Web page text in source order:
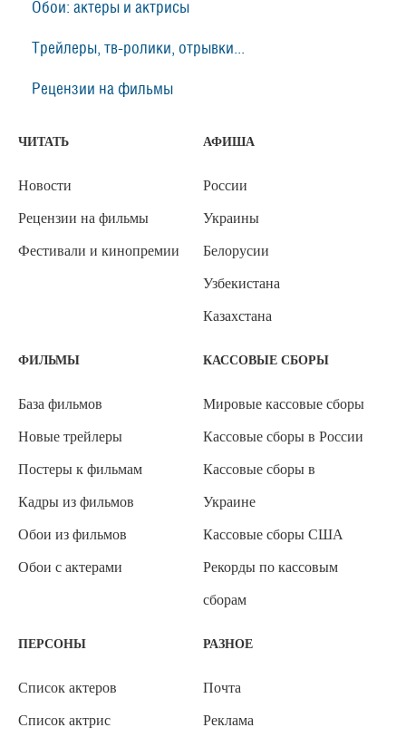
Обои: актеры и актрисы
Трейлеры, тв-ролики, отрывки...
Рецензии на фильмы
ЧИТАТЬ
Новости
Рецензии на фильмы
Фестивали и кинопремии
АФИША
России
Украины
Белорусии
Узбекистана
Казахстана
ФИЛЬМЫ
База фильмов
Новые трейлеры
Постеры к фильмам
Кадры из фильмов
Обои из фильмов
Обои с актерами
КАССОВЫЕ СБОРЫ
Мировые кассовые сборы
Кассовые сборы в России
Кассовые сборы в
Украине
Кассовые сборы США
Рекорды по кассовым
сборам
ПЕРСОНЫ
Список актеров
Список актрис
РАЗНОЕ
Почта
Реклама